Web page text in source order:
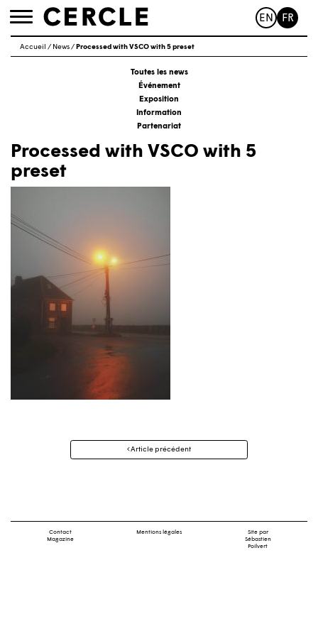
Toggle
EN FR
Accueil / News/ Processed with VSCO with 5 preset
Toutes les news
Événement
Exposition
Information
Partenariat
Processed with VSCO with 5
preset
Navigation
Article précédent
Contact
Magazine
Mentions légales
Site par
Sébastien
Poilvert